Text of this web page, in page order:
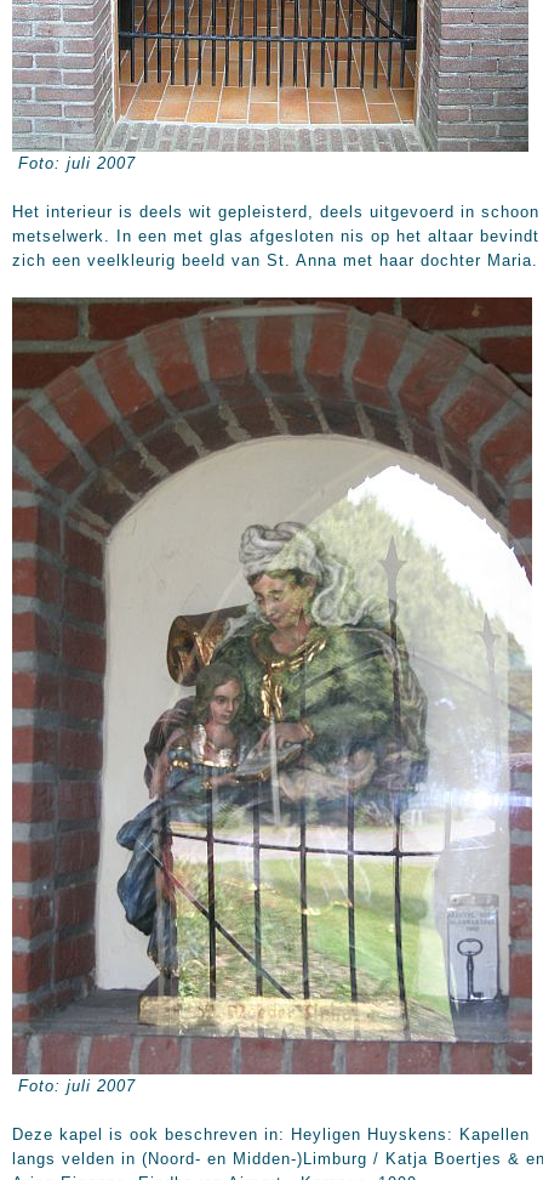
Foto: juli 2007
Het interieur is deels wit gepleisterd, deels uitgevoerd in schoon
metselwerk. In een met glas afgesloten nis op het altaar bevindt
zich een veelkleurig beeld van St. Anna met haar dochter Maria.
Foto: juli 2007
Deze kapel is ook beschreven in: Heyligen Huyskens: Kapellen
langs velden in (Noord- en Midden-)Limburg / Katja Boertjes &